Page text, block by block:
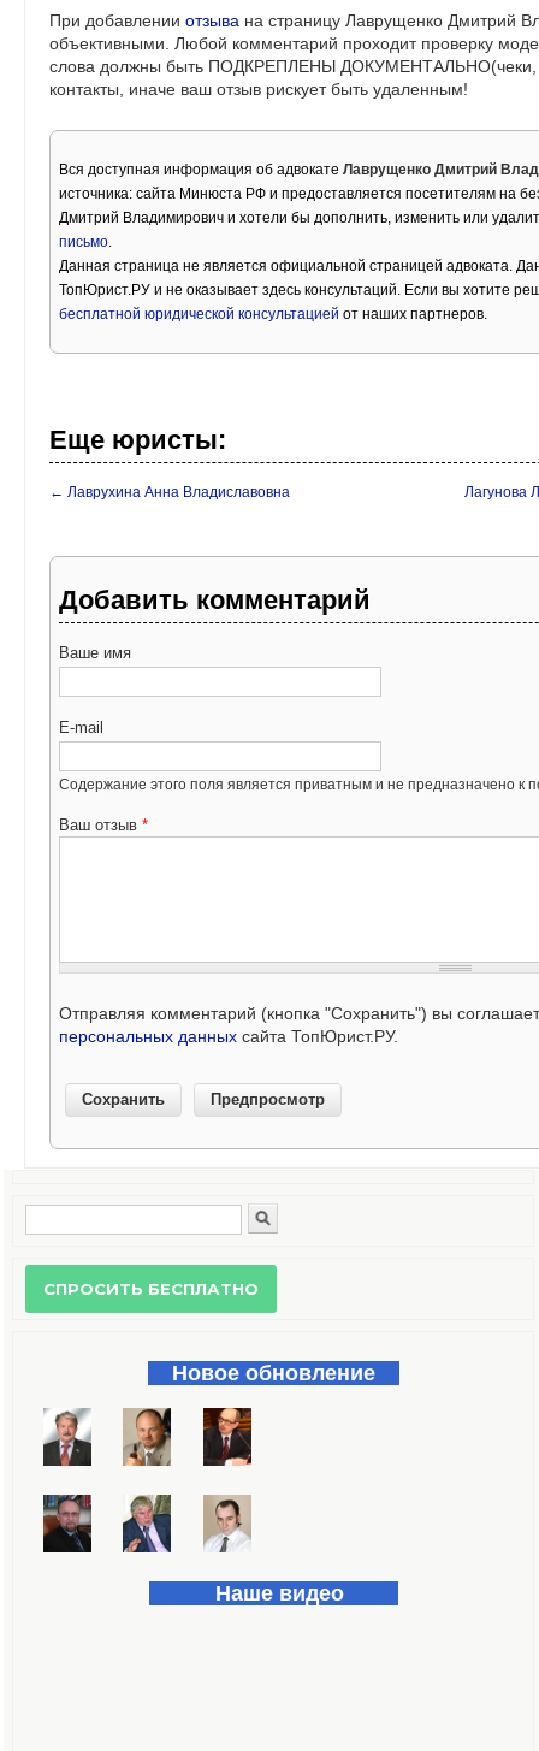
При добавлении отзыва на страницу Лаврущенко Дмитрий
объективными. Любой комментарий проходит проверку
слова должны быть ПОДКРЕПЛЕНЫ ДОКУМЕНТАЛЬНО(чеки,
контакты, иначе ваш отзыв рискует быть удаленным!
Вся доступная информация об адвокате Лаврущенко Дмитрий
источника: сайта Минюста РФ и предоставляется посетителям на
Дмитрий Владимирович и хотели бы дополнить, изменить или
письмо.
Данная страница не является официальной страницей адвоката.
ТопЮрист.РУ и не оказывает здесь консультаций. Если вы хотите
бесплатной юридической консультацией от наших партнеров.
Еще юристы:
← Лаврухина Анна Владиславовна Лагунова
Добавить комментарий
Ваше имя
E-mail
Содержание этого поля является приватным и не предназначено к
Ваш отзыв *
Отправляя комментарий (кнопка "Сохранить") вы
персональных данных сайта ТопЮрист.РУ.
Форма поиска
Новое обновление
Наше видео